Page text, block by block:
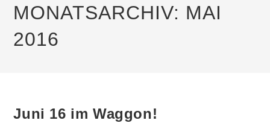
MONATSARCHIV: MAI
2016
Juni 16 im Waggon!